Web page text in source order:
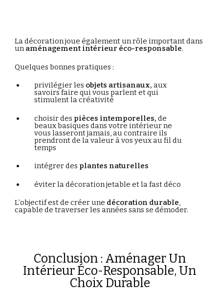
Ladécorationjoue égalementunrôle importantdans
unaménagement intérieur éco-responsable.
Quelques bonnes pratiques :
privilégierles objets artisanaux, aux
savoirs faire qui vous parlent et qui
stimulent la créativité
choisirdes pièces intemporelles, de
beaux basiques dans votre intérieur ne
vous lasseront jamais, au contraire ils
prendront de la valeur à vos yeux au fil du
temps
intégrerdes plantes naturelles
éviterla décoration jetable et la fast déco
L’objectifestde créerune décoration durable,
capable de traverserles années sans se démoder.
Conclusion : Aménager Un
Intérieur Éco-Responsable, Un
Choix Durable